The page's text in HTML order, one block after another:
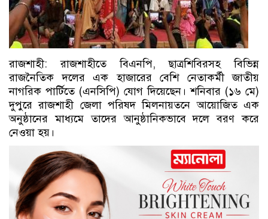
রাজশাহী: রাজশাহীতে বিএনপি, ছাত্রশিবিরসহ বিভিন্ন
রাজনৈতিক দলের এক হাজারের বেশি নেতাকর্মী জাতীয়
নাগরিক পার্টিতে (এনসিপি) যোগ দিয়েছেন। শনিবার (১৬ মে)
দুপুরে রাজশাহী জেলা পরিষদ মিলনায়তনে আয়োজিত এক
অনুষ্ঠানের মাধ্যমে তাদের আনুষ্ঠানিকভাবে দলে বরণ করে
নেওয়া হয়।